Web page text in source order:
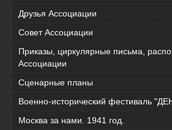
Друзья Ассоциации
Совет Ассоциации
Приказы, циркулярные письма,
Ассоциации
Сценарные планы
Военно-исторический фестиваль
Москва за нами. 1941 год.